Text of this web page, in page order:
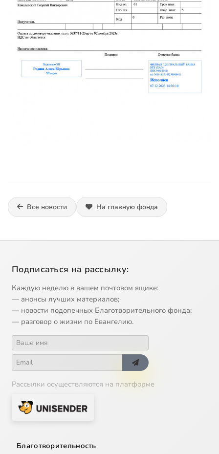
Все новости На главную фонда
Подписаться на рассылку:
Каждую неделю в вашем почтовом ящике:
— анонсы лучших материалов;
— новости подопечных Благотворительного фонда;
— разговор о жизни по Евангелию.
Рассылки осуществляются на платформе
Благотворительность